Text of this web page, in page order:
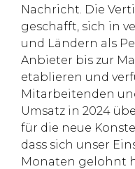
Nachricht. Die
geschafft, sich in
und Ländern als
Anbieter bis zur
etablieren und
Mitarbeitenden
Umsatz in 2024
für die neue
dass sich unser
Monaten gelohnt